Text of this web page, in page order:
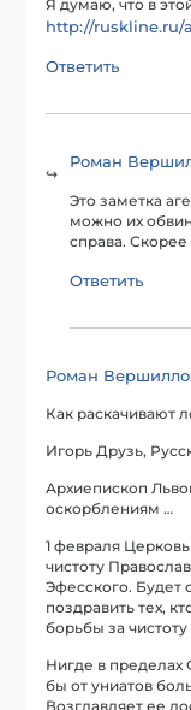
Я думаю, что в
http://ruskline.ru/
Ответить
Роман
Это заметка
можно их
справа. Скорее
Ответить
Роман Вершилло:
Как раскачивают
Игорь Друзь,
Архиепископ
оскорблениям …
1 февраля
чистоту
Эфесского. Будет
поздравить тех,
борьбы за
Нигде в пределах
бы от униатов
Возглавляет ее